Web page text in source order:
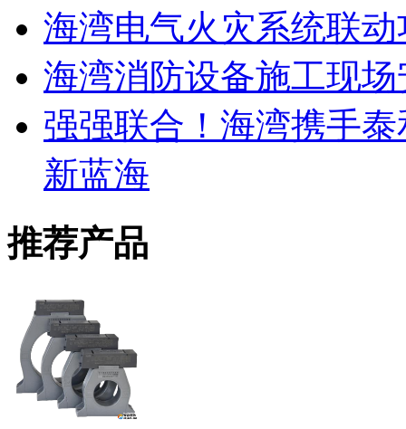
海湾电气火灾系统联
海湾消防设备施工现
强强联合！海湾携手
新蓝海
推荐产品